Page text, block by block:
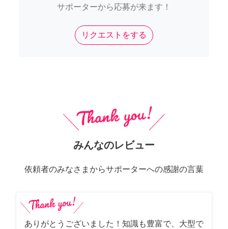
サポーターから応募が来ます！
リクエストをする
みんなのレビュー
依頼者のみなさまからサポーターへの感謝の言葉
ありがとうございました！知識も豊富で、大型で